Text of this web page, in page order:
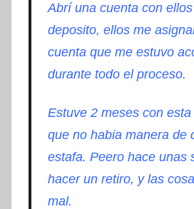
Abrí una cuenta con
deposito, ellos me
cuenta que me estuvo
durante todo el proceso.
Estuve 2 meses con
que no habia manera de
estafa. Peero hace unas
hacer un retiro, y las
mal.